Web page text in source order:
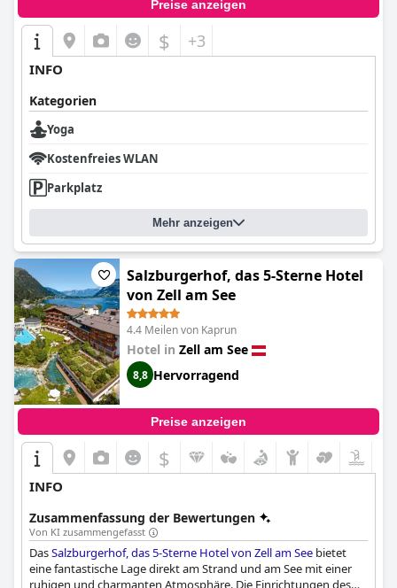
Preise anzeigen
$ +3
INFO
Kategorien
Yoga
Kostenfreies WLAN
Parkplatz
Mehr anzeigen
Salzburgerhof, das 5-Sterne Hotel
von Zell am See
4.4 Meilen von Kaprun
Hotel in Zell am See
8,8 Hervorragend
Preise anzeigen
$
INFO
Zusammenfassung der Bewertungen
Von KI zusammengefasst
DasSalzburgerhof, das 5-Sterne Hotel von Zell am See bietet
eine fantastische Lage direkt am Strand und am See mit einer
ruhigen und charmanten Atmosphäre. Die Einrichtungen des